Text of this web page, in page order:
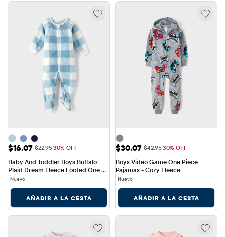
Precio de venta: $16.07
$16.07 Precio original: $22.95
$22.9530% OFF
Baby And Toddler Boys Buffalo
Plaid Dream Fleece Footed One
Piece Pajamas
Nuevo
AÑADIR A LA CESTA
Precio de venta: $30.07
$30.07 Precio original: $42.95
$42.9530% OFF
Boys Video Game One Piece
Pajamas - Cozy Fleece
Nuevo
AÑADIR A LA CESTA